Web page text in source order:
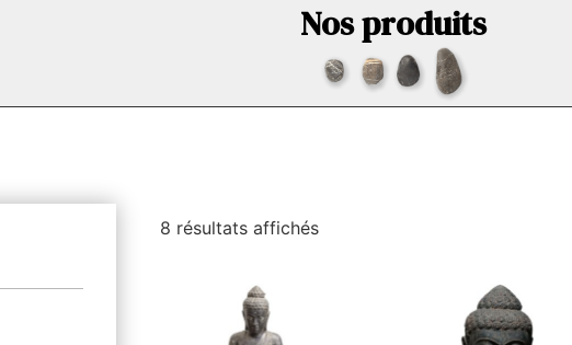
Nos produits
8 résultats affichés